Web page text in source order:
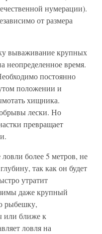
нумерации).
от размера
вываживание крупных
неопределенное время.
постоянно
положении и
хищника.
лески. Но
превращает
более 5 метров, не
так как он будет
утратит
даже крупный
рыбешку,
или ближе к
ловля на